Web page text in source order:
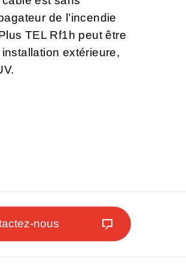
de l’incendie
TEL Rf1h peut être
extérieure,
nous